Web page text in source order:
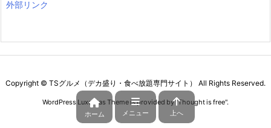
外部リンク
Copyright © TSグルメ（デカ盛り・食べ放題専門サイト） All Rights Reserved.
WordPress Luxeritas Theme is provided by "Thought is free".
ホーム
メニュー 上へ